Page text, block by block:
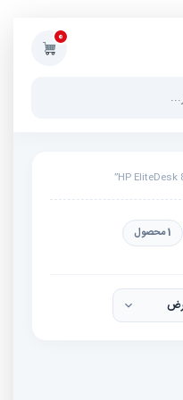
0
1 محصول